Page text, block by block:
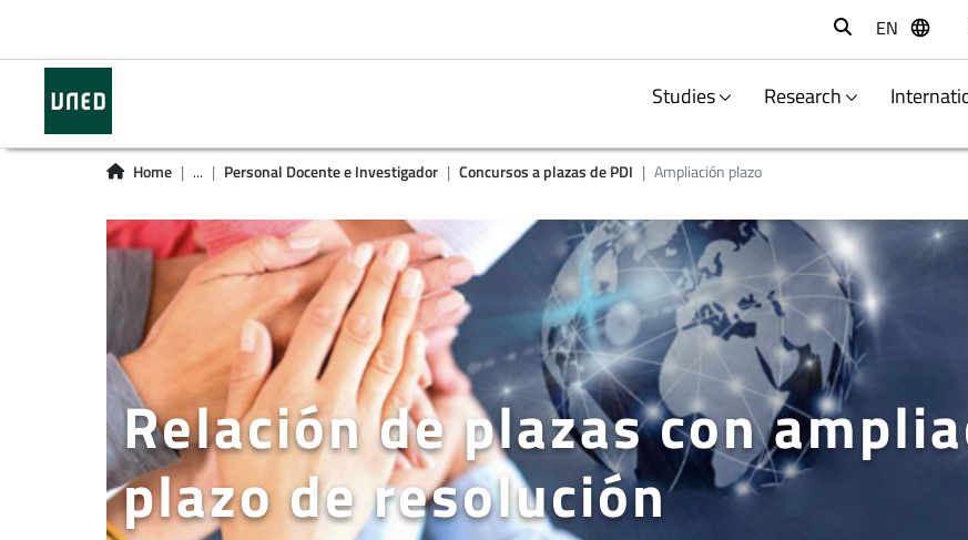
Buscar
EN
Studies Research
Home ... Personal Docente e Investigador Concursos a plazas de PDI Ampliación plazo
Relación de plazas con
plazo de resolución